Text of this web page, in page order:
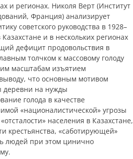
и регионах. Николя Верт (Институт
Франция) анализирует
советского руководства в 1928–
и в нескольких регионах
дефицит продовольствия в
толчком к массовому голоду
масштабам изъятием
что основным мотивом
деревни на нужды
голода в качестве
«националистической» угрозы
населения в Казахстане,
крестьянства, «саботирующей»
людей при этом цинично